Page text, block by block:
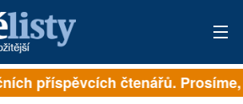
příspěvcích čtenářů. Prosíme,